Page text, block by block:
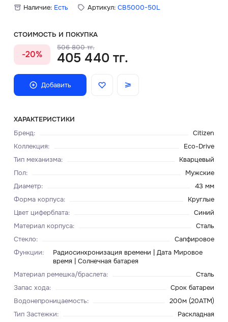
Наличие: Есть Артикул: CB5000-50L
СТОИМОСТЬ И ПОКУПКА
-20%
506 800 тг.
405 440 тг.
Добавить
ХАРАКТЕРИСТИКИ
Бренд:
Citizen
Коллекция:
Eco-Drive
Тип механизма:
Кварцевый
Пол:
Мужские
Диаметр:
43 мм
Форма корпуса:
Круглые
Цвет циферблата:
Синий
Материал корпуса:
Сталь
Стекло:
Сапфировое
Функции:
Радиосинхронизация времени | Дата Мировое
время | Солнечная батарея
Материал ремешка/браслета:
Сталь
Запас хода:
Срок батареи
Водонепроницаемость:
200м (20ATM)
Тип Застежки:
Раскладная
Главная
О нас
Доставка и оплата
Блог